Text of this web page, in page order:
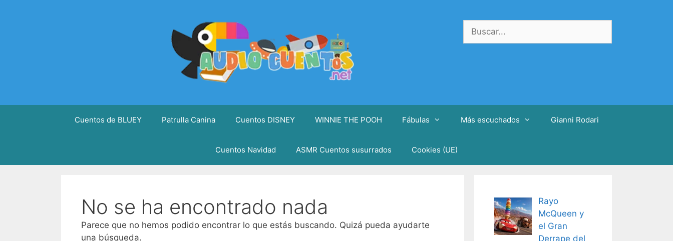
Buscar:
Cuentos de BLUEY Patrulla Canina Cuentos DISNEY WINNIE THE POOH Fábulas Más escuchados Gianni Rodari
Cuentos Navidad ASMR Cuentos susurrados Cookies (UE)
No se ha encontrado nada
Parece que no hemos podido encontrar lo que estás buscando. Quizá pueda ayudarte
una búsqueda.
Rayo
McQueen y
el Gran
Derrape del